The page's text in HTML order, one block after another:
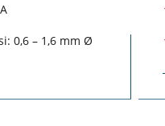
0,6 – 1,6 mm Ø